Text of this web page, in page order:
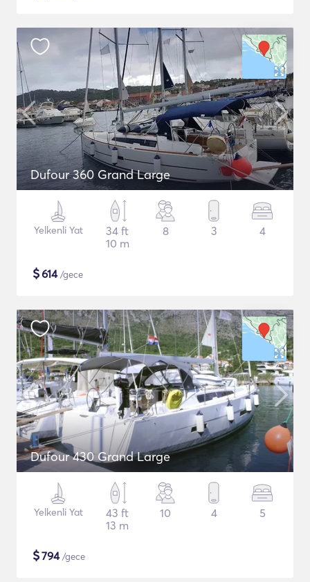
Dufour 360 Grand Large
Yelkenli Yat
34 ft
10 m
8 3 4
$614/gece
Dufour 430 Grand Large
Yelkenli Yat
43 ft
13 m
10 4 5
$794/gece